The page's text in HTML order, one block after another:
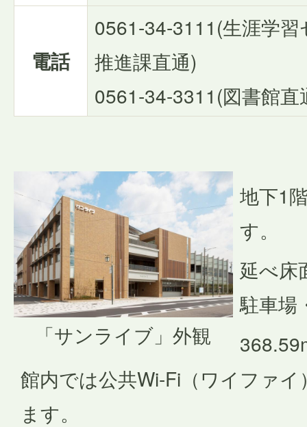
電話
0561-34-3111(生涯学
推進課直通)
0561-34-3311(図書館直
「サンライブ」外観
地下1
す。
延べ床
駐車場
館内では公共Wi-Fi（ワイファ
ます。